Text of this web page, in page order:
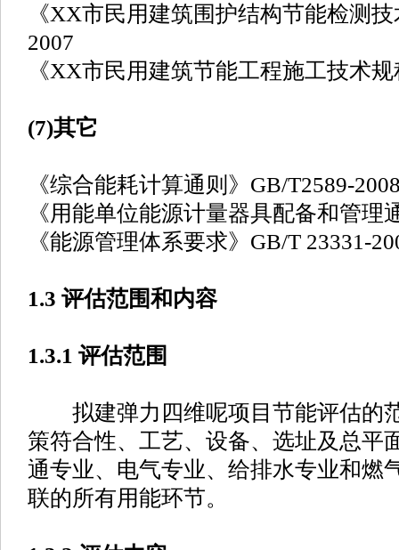
《XX市民用建筑围护结构节能检测
2007
《XX市民用建筑节能工程施工技术
(7)其它
《综合能耗计算通则》GB/T2589-
《用能单位能源计量器具配备和管理
《能源管理体系要求》GB/T 23331-
1.3 评估范围和内容
1.3.1 评估范围
拟建弹力四维呢项目节能评估的
策符合性、工艺、设备、选址及总平
通专业、电气专业、给排水专业和燃
联的所有用能环节。